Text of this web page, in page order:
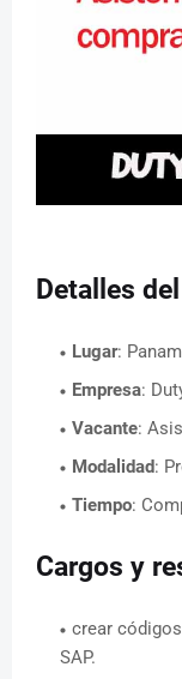
Detalles
Lugar:
Empresa:
Vacante:
Modalidad:
Tiempo:
Cargos y
crear
SAP.